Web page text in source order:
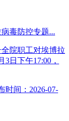
毒防控专题...
院职工对埃博拉
日下午17:00，
间：2026-07-